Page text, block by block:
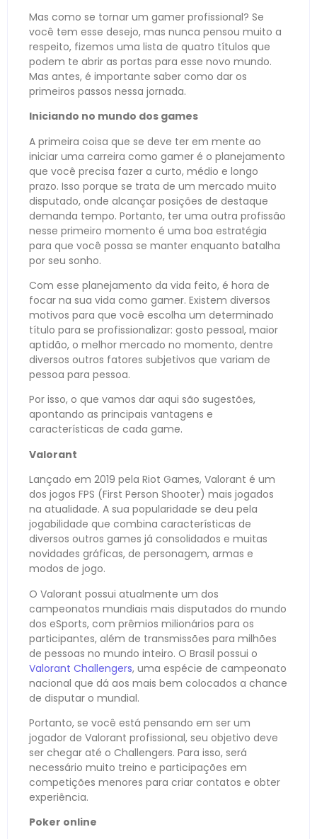
Mas como se tornar um gamer profissional? Se
você tem esse desejo, mas nunca pensou muito a
respeito, fizemos uma lista de quatro títulos que
podem te abrir as portas para esse novo mundo.
Mas antes, é importante saber como dar os
primeiros passos nessa jornada.
Iniciando no mundo dos games
A primeira coisa que se deve ter em mente ao
iniciar uma carreira como gamer é o planejamento
que você precisa fazer a curto, médio e longo
prazo. Isso porque se trata de um mercado muito
disputado, onde alcançar posições de destaque
demanda tempo. Portanto, ter uma outra profissão
nesse primeiro momento é uma boa estratégia
para que você possa se manter enquanto batalha
por seu sonho.
Com esse planejamento da vida feito, é hora de
focar na sua vida como gamer. Existem diversos
motivos para que você escolha um determinado
título para se profissionalizar: gosto pessoal, maior
aptidão, o melhor mercado no momento, dentre
diversos outros fatores subjetivos que variam de
pessoa para pessoa.
Por isso, o que vamos dar aqui são sugestões,
apontando as principais vantagens e
características de cada game.
Valorant
Lançado em 2019 pela Riot Games, Valorant é um
dos jogos FPS (First Person Shooter) mais jogados
na atualidade. A sua popularidade se deu pela
jogabilidade que combina características de
diversos outros games já consolidados e muitas
novidades gráficas, de personagem, armas e
modos de jogo.
O Valorant possui atualmente um dos
campeonatos mundiais mais disputados do mundo
dos eSports, com prêmios milionários para os
participantes, além de transmissões para milhões
de pessoas no mundo inteiro. O Brasil possui o
Valorant Challengers, uma espécie de campeonato
nacional que dá aos mais bem colocados a chance
de disputar o mundial.
Portanto, se você está pensando em ser um
jogador de Valorant profissional, seu objetivo deve
ser chegar até o Challengers. Para isso, será
necessário muito treino e participações em
competições menores para criar contatos e obter
experiência.
Poker online